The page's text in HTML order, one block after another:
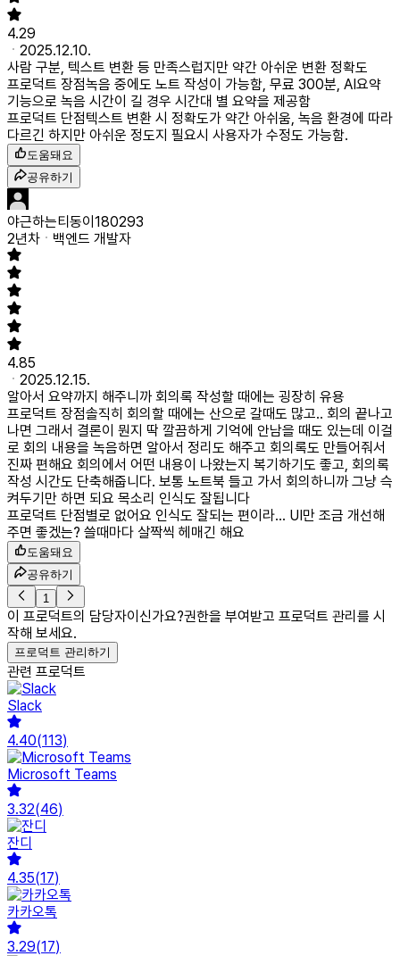
4.29
2025.12.10.
사람 구분, 텍스트 변환 등 만족스럽지만 약간 아쉬운 변환 정확도
프로덕트 장점녹음 중에도 노트 작성이 가능함, 무료 300분, AI요약
기능으로 녹음 시간이 길 경우 시간대 별 요약을 제공함
프로덕트 단점텍스트 변환 시 정확도가 약간 아쉬움, 녹음 환경에 따라
다르긴 하지만 아쉬운 정도지 필요시 사용자가 수정도 가능함.
도움돼요
공유하기
야근하는티동이180293
2년차
백엔드 개발자
4.85
2025.12.15.
알아서 요약까지 해주니까 회의록 작성할 때에는 굉장히 유용
프로덕트 장점솔직히 회의할 때에는 산으로 갈때도 많고.. 회의 끝나고
나면 그래서 결론이 뭔지 딱 깔끔하게 기억에 안남을 때도 있는데 이걸
로 회의 내용을 녹음하면 알아서 정리도 해주고 회의록도 만들어줘서
진짜 편해요 회의에서 어떤 내용이 나왔는지 복기하기도 좋고, 회의록
작성 시간도 단축해줍니다. 보통 노트북 들고 가서 회의하니까 그냥 슥
켜두기만 하면 되요 목소리 인식도 잘됩니다
프로덕트 단점별로 없어요 인식도 잘되는 편이라... UI만 조금 개선해
주면 좋겠는? 쓸때마다 살짝씩 헤매긴 해요
도움돼요
공유하기
1
이 프로덕트의 담당자이신가요?권한을 부여받고 프로덕트 관리를 시
작해 보세요.
프로덕트 관리하기
관련 프로덕트
Slack
4.40(113)
Microsoft Teams
3.32(46)
잔디
4.35(17)
카카오톡
3.29(17)